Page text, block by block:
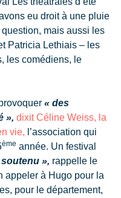
eu droit à une pluie
mais aussi les
Patricia Lethiais – les
les comédiens, le
« des
», dixit Céline Weiss, la
vie, l’association qui
ème année. Un festival
», rappelle le
appeler à Hugo pour la
pour le département,